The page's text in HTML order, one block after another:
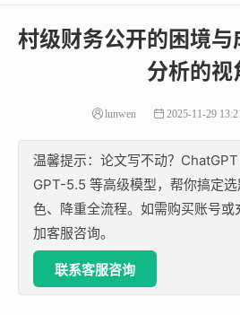
村级财务公开的困境
分析的视
lunwen 2025-11-29
温馨提示：论文写不动？
GPT-5.5 等高级模型，帮你搞定
色、降重全流程。如需购买账号
加客服咨询。
联系客服咨询